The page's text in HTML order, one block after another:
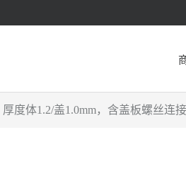
度体1.2/盖1.0mm，含盖板螺丝连